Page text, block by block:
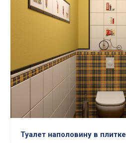
Туалет наполовину в плитке